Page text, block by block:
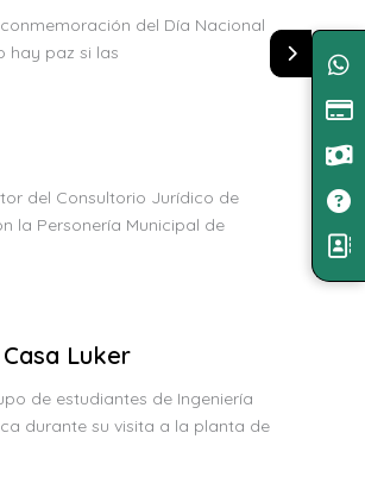
del Día Nacional
hay paz si las
del Consultorio Jurídico de
la Personería Municipal de
Luker
de estudiantes de Ingeniería
durante su visita a la planta de